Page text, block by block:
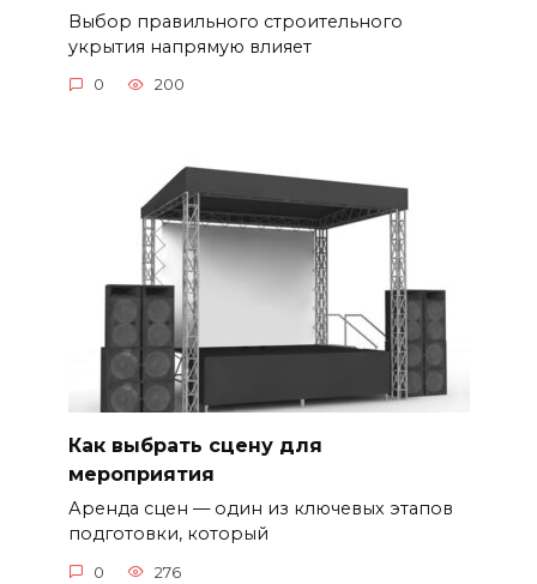
Выбор правильного строительного
укрытия напрямую влияет
0 200
Как выбрать сцену для
мероприятия
Аренда сцен — один из ключевых этапов
подготовки, который
0 276